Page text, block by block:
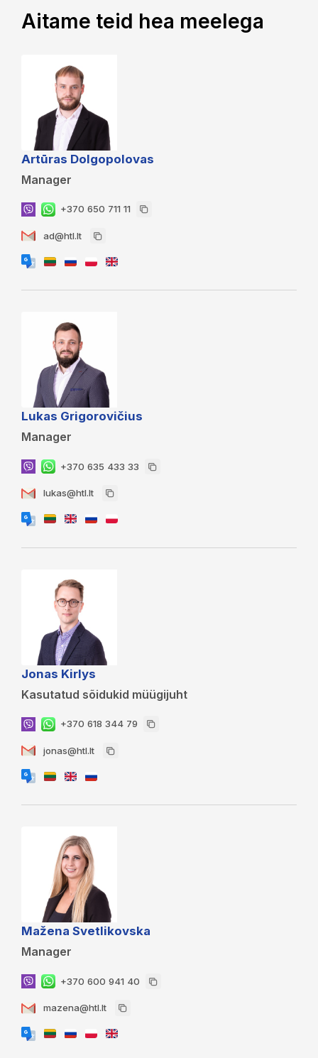
Aitame teid hea meelega
Artūras Dolgopolovas
Manager
+370 650 711 11
ad@htl.lt
Lukas Grigorovičius
Manager
+370 635 433 33
lukas@htl.lt
Jonas Kirlys
Kasutatud sõidukid müügijuht
+370 618 344 79
jonas@htl.lt
Mažena Svetlikovska
Manager
+370 600 941 40
mazena@htl.lt